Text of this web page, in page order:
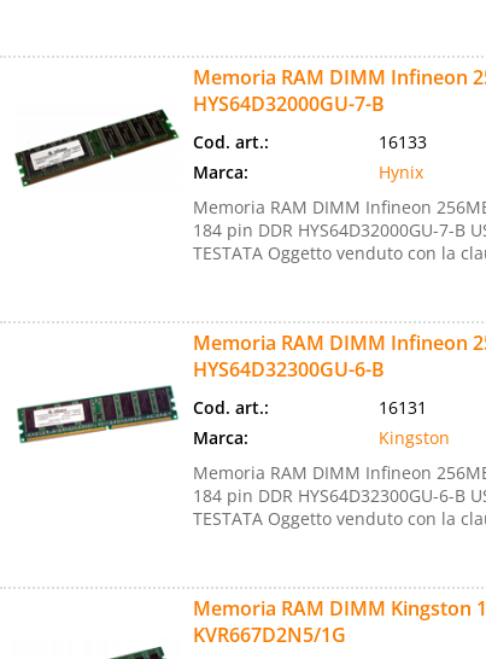
Memoria RAM DIMM Infineon
HYS64D32000GU-7-B
Cod. art.:
16133
Marca:
Hynix
Memoria RAM DIMM Infineon
184 pin DDR HYS64D32000GU-7-B
TESTATA Oggetto venduto con la
Memoria RAM DIMM Infineon
HYS64D32300GU-6-B
Cod. art.:
16131
Marca:
Kingston
Memoria RAM DIMM Infineon
184 pin DDR HYS64D32300GU-6-B
TESTATA Oggetto venduto con la
Memoria RAM DIMM Kingston
KVR667D2N5/1G